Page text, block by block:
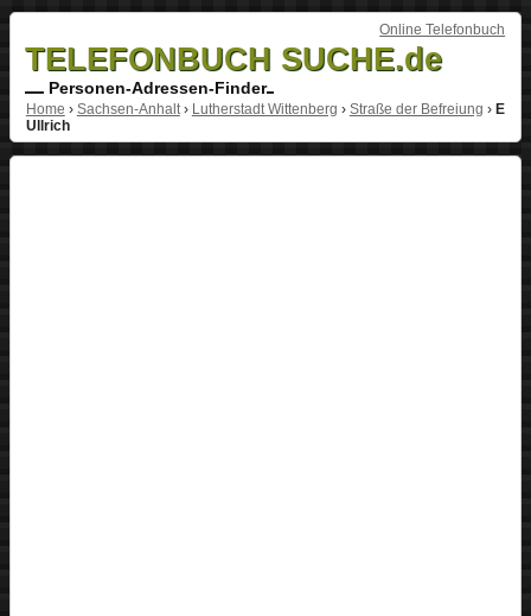
Online Telefonbuch
TELEFONBUCH SUCHE.de
Personen-Adressen-Finder
Home › Sachsen-Anhalt› Lutherstadt Wittenberg › Straße der Befreiung › E
Ullrich